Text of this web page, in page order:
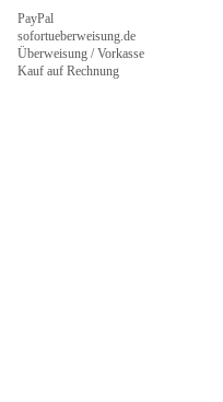
PayPal
sofortueberweisung.de
Überweisung / Vorkasse
Kauf auf Rechnung